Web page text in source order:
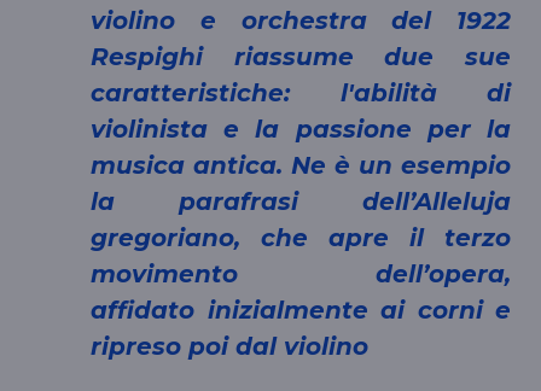
violino e orchestra del 1922
Respighi riassume due sue
caratteristiche: l'abilità di
violinista e la passione per la
musica antica. Ne è un esempio
la parafrasi dell’Alleluja
gregoriano, che apre il terzo
movimento dell’opera,
affidato inizialmente ai corni e
ripreso poi dal violino